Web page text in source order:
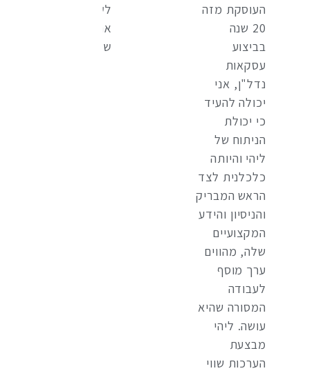
העוסקת מזה
20 שנה
בביצוע
עסקאות
נדל"ן, אני
יכולה להעיד
כי יכולת
הניתוח של
ליהי והיותה
כלכלנית לצד
הראש המבריק
והניסיון והידע
המקצועיים
שלה, מהווים
ערך מוסף
לעבודה
המסורה שהיא
עושה. ליהי
מבצעת
הערכות שווי
לשכור
את
שירותיך.